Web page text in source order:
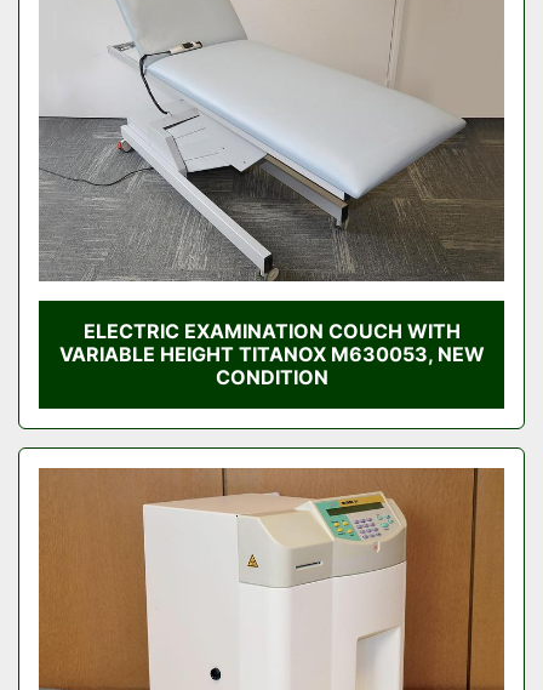
ELECTRIC EXAMINATION COUCH WITH
VARIABLE HEIGHT TITANOX M630053, NEW
CONDITION